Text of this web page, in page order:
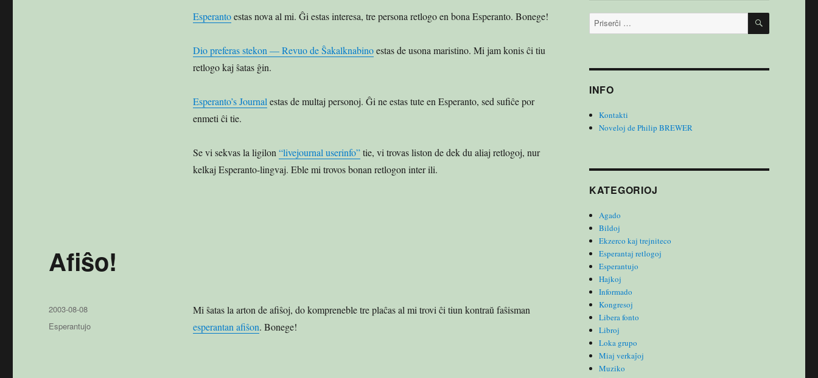
Esperantoestas nova al mi. Ĝi estas interesa, tre persona retlogo en bona Esperanto. Bonege!
Dio preferas stekon — Revuo de Ŝakalknabinoestas de usona maristino. Mi jam konis ĉi tiu
retlogo kaj ŝatas ĝin.
Esperanto’s Journal estas de multaj personoj. Ĝi ne estas tute en Esperanto, sed sufiĉe por
enmeti ĉi tie.
Se vi sekvas la ligilon “livejournal userinfo”tie, vi trovas liston de dek du aliaj retlogoj, nur
kelkaj Esperanto-lingvaj. Eble mi trovos bonan retlogon inter ili.
Afiŝo!
Mi ŝatas la arton de afiŝoj, do kompreneble tre plaĉas al mi trovi ĉi tiun kontraŭ faŝisman
esperantan afiŝon. Bonege!
Publikigita
en
2003-08-08
Kategorioj
Esperantujo
Serĉu: PRISERĈI
INFO
Kontakti
Noveloj de Philip BREWER
KATEGORIOJ
Agado
Bildoj
Ekzerco kaj trejniteco
Esperantaj retlogoj
Esperantujo
Hajkoj
Informado
Kongresoj
Libera fonto
Libroj
Loka grupo
Miaj verkaĵoj
Muziko